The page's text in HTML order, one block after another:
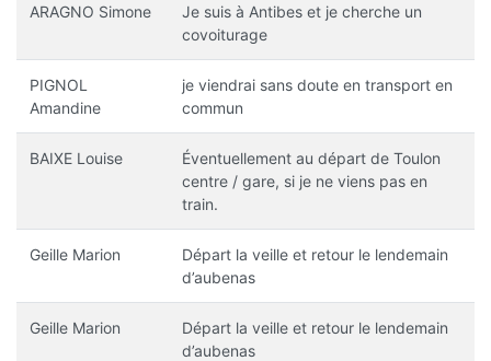
ARAGNO Simone
Je suis à Antibes et je cherche un
covoiturage
PIGNOL
Amandine
je viendrai sans doute en transport en
commun
BAIXE Louise
Éventuellement au départ de Toulon
centre / gare, si je ne viens pas en
train.
Geille Marion
Départ la veille et retour le lendemain
d’aubenas
Geille Marion
Départ la veille et retour le lendemain
d’aubenas